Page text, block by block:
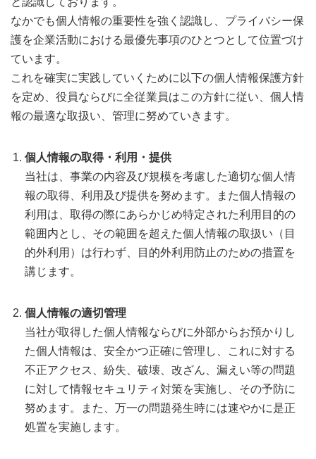
なかでも個人情報の重要性を強く認識し、プライバシー保
護を企業活動における最優先事項のひとつとして位置づけ
ています。
これを確実に実践していくために以下の個人情報保護方針
を定め、役員ならびに全従業員はこの方針に従い、個人情
報の最適な取扱い、管理に努めていきます。
個人情報の取得・利用・提供
当社は、事業の内容及び規模を考慮した適切な個人情
報の取得、利用及び提供を努めます。また個人情報の
利用は、取得の際にあらかじめ特定された利用目的の
範囲内とし、その範囲を超えた個人情報の取扱い（目
的外利用）は行わず、目的外利用防止のための措置を
講じます。
個人情報の適切管理
当社が取得した個人情報ならびに外部からお預かりし
た個人情報は、安全かつ正確に管理し、これに対する
不正アクセス、紛失、破壊、改ざん、漏えい等の問題
に対して情報セキュリティ対策を実施し、その予防に
努めます。また、万一の問題発生時には速やかに是正
処置を実施します。